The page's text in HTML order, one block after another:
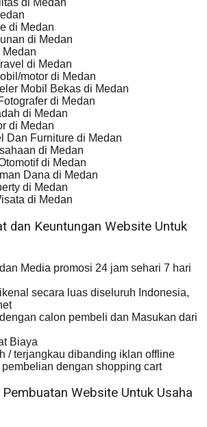
di Medan
di Medan
di Medan
di Medan
motor di Medan
Mobil Bekas di Medan
di Medan
di Medan
di Medan
Dan Furniture di Medan
di Medan
di Medan
Dana di Medan
di Medan
di Medan
dan Keuntungan Website Untuk
Media promosi 24 jam sehari 7 hari
secara luas diseluruh Indonesia,
calon pembeli dan Masukan dari
Biaya
/ terjangkau dibanding iklan offline
dengan shopping cart
Pembuatan Website Untuk Usaha